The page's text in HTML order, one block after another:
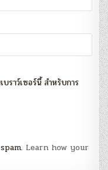
ราว์เซอร์นี้ สำหรับการ
Learn how your